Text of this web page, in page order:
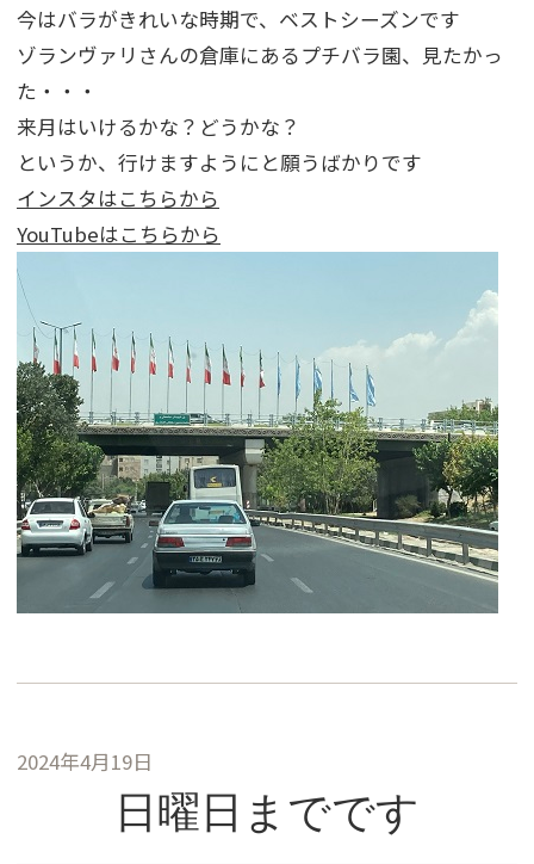
今はバラがきれいな時期で、ベストシーズンです
ゾランヴァリさんの倉庫にあるプチバラ園、見たかっ
た・・・
来月はいけるかな？どうかな？
というか、行けますようにと願うばかりです
インスタはこちらから
YouTubeはこちらから
2024年4月19日
日曜日までです